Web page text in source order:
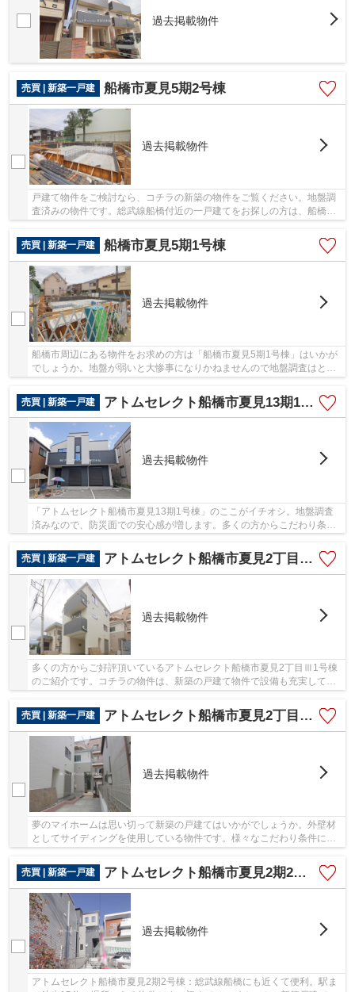
過去掲載物件
売買 | 新築一戸建 船橋市夏見5期2号棟
過去掲載物件
戸建て物件をご検討なら、コチラの新築の物件をご覧ください。地盤調
査済みの物件です。総武線船橋付近の一戸建てをお探しの方は、船橋市
売買 | 新築一戸建
船橋市夏見5期1号棟
過去掲載物件
船橋市周辺にある物件をお求めの方は「船橋市夏見5期1号棟」はいかが
でしょうか。地盤が弱いと大惨事になりかねませんので地盤調査はとて
も大切です。コチラの物件は、新築の戸建て物...
売買 | 新築一戸建
アトムセレクト船橋市夏見13期1号棟
過去掲載物件
「アトムセレクト船橋市夏見13期1号棟」のここがイチオシ。地盤調査
済みなので、防災面での安心感が増します。多くの方からこだわり条件
売買 | 新築一戸建
アトムセレクト船橋市夏見2丁目Ⅲ1号棟
過去掲載物件
多くの方からご好評頂いているアトムセレクト船橋市夏見2丁目Ⅲ1号棟
のご紹介です。コチラの物件は、新築の戸建て物件で設備も充実してい
売買 | 新築一戸建
アトムセレクト船橋市夏見2丁目Ⅲ2号棟
過去掲載物件
夢のマイホームは思い切って新築の戸建てはいかがでしょうか。外壁材
としてサイディングを使用している物件です。様々なこだわり条件にお
売買 | 新築一戸建
アトムセレクト船橋市夏見2期2号棟
過去掲載物件
アトムセレクト船橋市夏見2期2号棟：総武線船橋にも近くて便利。駅ま